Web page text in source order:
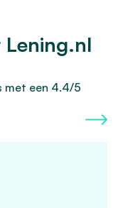
Lening.nl
met een 4.4/5